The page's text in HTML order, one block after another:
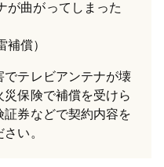
が曲がってしまった
償）
でテレビアンテナが壊
保険で補償を受けら
券などで契約内容を
い。